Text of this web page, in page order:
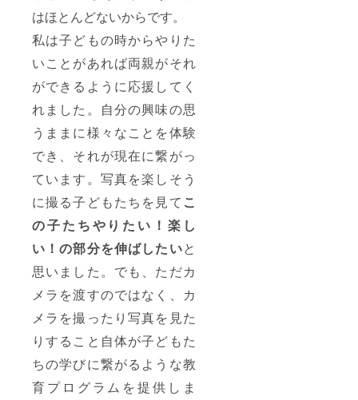
はほとんどないからです。
私は子どもの時からやりた
いことがあれば両親がそれ
ができるように応援してく
れました。自分の興味の思
うままに様々なことを体験
でき、それが現在に繋がっ
ています。写真を楽しそう
に撮る子どもたちを見て こ
の子たちやりたい！楽し
い！の部分を伸ばしたいと
思いました。でも、ただカ
メラを渡すのではなく、カ
メラを撮ったり写真を見た
りすること自体が子どもた
ちの学びに繋がるような教
育プログラムを提供しま